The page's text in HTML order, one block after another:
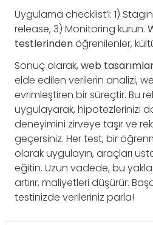
Uygulama checklist’i: 1)
release, 3) Monitöring kurun.
testlerindenöğrenilenler,
Sonuç olarak, web
elde edilen verilerin analizi,
evrimleştiren bir süreçtir. Bu
uygulayarak, hipotezlerinizi
deneyimini zirveye taşır ve
geçersiniz. Her test, bir
olarak uygulayın, araçları
eğitin. Uzun vadede, bu
artırır, maliyetleri düşürür.
testinizde verileriniz parla!